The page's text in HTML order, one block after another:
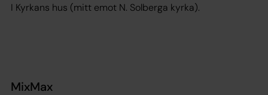
I Kyrkans hus (mitt emot N. Solberga kyrka).
MixMax